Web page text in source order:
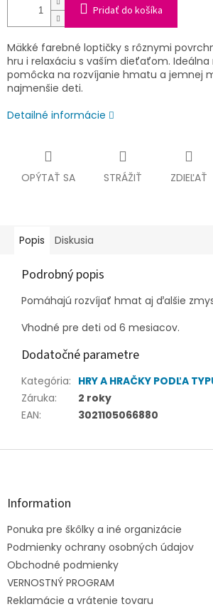
Pridať do košíka
Mäkké farebné loptičky s rôznymi
hru i relaxáciu s vaším dieťaťom. Ideálna
pomôcka na rozvíjanie hmatu a jemnej
najmenšie deti.
Detailné informácie
OPÝTAŤ SA STRÁŽIŤ ZDIEĽAŤ
Popis Diskusia
Podrobný popis
Pomáhajú rozvíjať hmat aj ďalšie
Vhodné pre deti od 6 mesiacov.
Dodatočné parametre
Kategória: HRY A HRAČKY PODĽA
Záruka:
2 roky
EAN: 3021105066880
Z
Information
Ponuka pre škôlky a iné organizácie
Podmienky ochrany osobných údajov
Obchodné podmienky
VERNOSTNÝ PROGRAM
Reklamácie a vrátenie tovaru